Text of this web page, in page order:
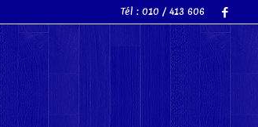
Tél : 010 / 413 606